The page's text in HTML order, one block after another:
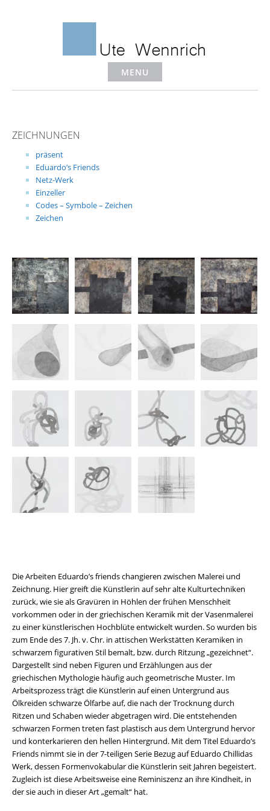
MENU
ZEICHNUNGEN
präsent
Eduardo’s Friends
Netz-Werk
Einzeller
Codes – Symbole – Zeichen
Zeichen
Die Arbeiten Eduardo’s friends changieren zwischen Malerei und
Zeichnung. Hier greift die Künstlerin auf sehr alte Kulturtechniken
zurück, wie sie als Gravüren in Höhlen der frühen Menschheit
vorkommen oder in der griechischen Keramik mit der Vasenmalerei
zu einer künstlerischen Hochblüte entwickelt wurden. So wurden bis
zum Ende des 7. Jh. v. Chr. in attischen Werkstätten Keramiken in
schwarzem figurativen Stil bemalt, bzw. durch Ritzung „gezeichnet“.
Dargestellt sind neben Figuren und Erzählungen aus der
griechischen Mythologie häufig auch geometrische Muster. Im
Arbeitsprozess trägt die Künstlerin auf einen Untergrund aus
Ölkreiden schwarze Ölfarbe auf, die nach der Trocknung durch
Ritzen und Schaben wieder abgetragen wird. Die entstehenden
schwarzen Formen treten fast plastisch aus dem Untergrund hervor
und konterkarieren den hellen Hintergrund. Mit dem Titel Eduardo’s
Friends nimmt sie in der 7-teiligen Serie Bezug auf Eduardo Chillidas
Werk, dessen Formenvokabular die Künstlerin seit Jahren begeistert.
Zugleich ist diese Arbeitsweise eine Reminiszenz an ihre Kindheit, in
der sie auch in dieser Art „gemalt“ hat.